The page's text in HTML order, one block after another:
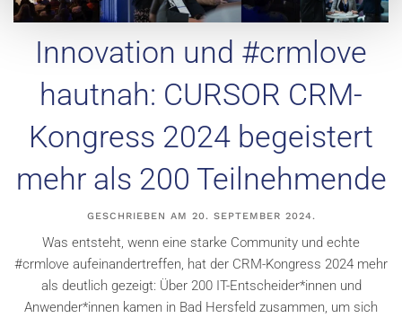
Innovation und #crmlove
hautnah: CURSOR CRM-
Kongress 2024 begeistert
mehr als 200 Teilnehmende
GESCHRIEBEN AM 20. SEPTEMBER 2024.
Was entsteht, wenn eine starke Community und echte
#crmlove aufeinandertreffen, hat der CRM-Kongress 2024 mehr
als deutlich gezeigt: Über 200 IT-Entscheider*innen und
Anwender*innen kamen in Bad Hersfeld zusammen, um sich